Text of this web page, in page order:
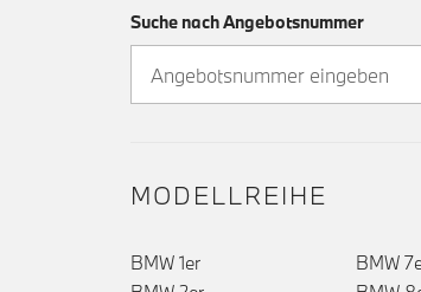
Suche nach Angebotsnummer
MODELLREIHE
BMW 1er
BMW